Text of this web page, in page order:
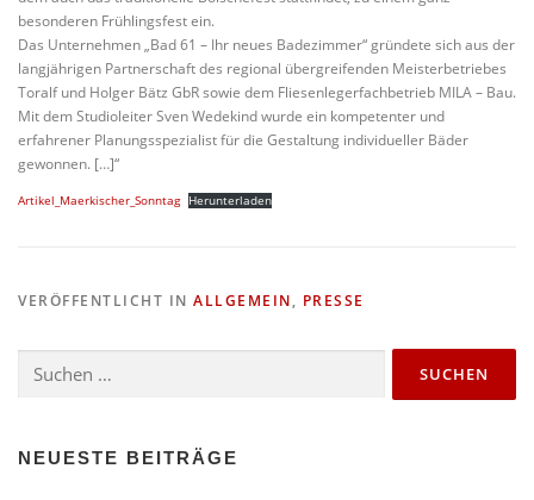
besonderen Frühlingsfest ein.
Das Unternehmen „Bad 61 – Ihr neues Badezimmer“ gründete sich aus der
langjährigen Partnerschaft des regional übergreifenden Meisterbetriebes
Toralf und Holger Bätz GbR sowie dem Fliesenlegerfachbetrieb MILA – Bau.
Mit dem Studioleiter Sven Wedekind wurde ein kompetenter und
erfahrener Planungsspezialist für die Gestaltung individueller Bäder
gewonnen. […]“
Artikel_Maerkischer_Sonntag Herunterladen
VERÖFFENTLICHT IN ALLGEMEIN, PRESSE
nach:
NEUESTE BEITRÄGE